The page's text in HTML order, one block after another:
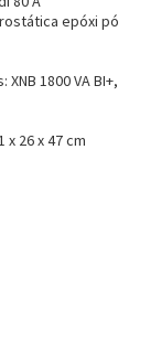
epóxi pó
1800 VA BI+,
x 26 x 47 cm